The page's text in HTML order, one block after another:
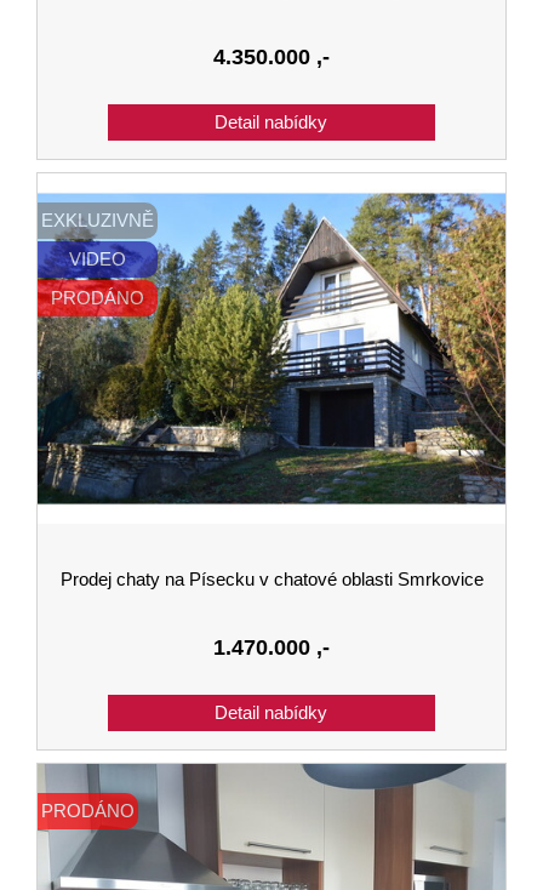
4.350.000 ,-
EXKLUZIVNĚ
VIDEO
PRODÁNO
Prodej chaty na Písecku v chatové oblasti Smrkovice
1.470.000 ,-
PRODÁNO